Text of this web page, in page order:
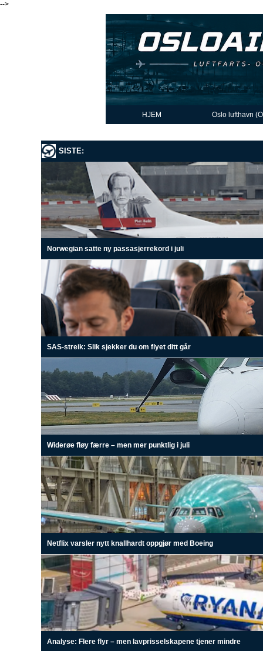
-->
HJEM Oslo lufthavn
SISTE:
Norwegian satte ny passasjerrekord i juli
SAS-streik: Slik sjekker du om flyet ditt går
Widerøe fløy færre – men mer punktlig i juli
Netflix varsler nytt knallhardt oppgjør med Boeing
Analyse: Flere flyr – men lavprisselskapene tjener mindre